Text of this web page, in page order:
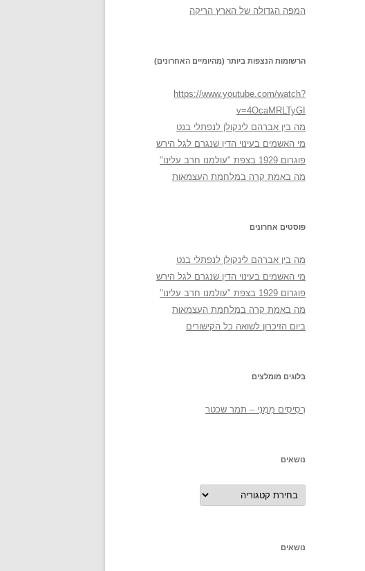
המפה הגדולה של הארץ הריקה
הרשומות הנצפות ביותר (מהיומיים האחרונים)
https://www.youtube.com/watch?
v=4OcaMRLTyGI
מה בין אברהם לינקולן לנפתלי בנט
מי האשמים בעינוי הדין שנגרם לגל הירש
פוגרום 1929 בצפת "עולמנו חרב עלינו"
מה באמת קרה במלחמת העצמאות
פוסטים אחרונים
מה בין אברהם לינקולן לנפתלי בנט
מי האשמים בעינוי הדין שנגרם לגל הירש
פוגרום 1929 בצפת "עולמנו חרב עלינו"
מה באמת קרה במלחמת העצמאות
ביום הזיכרון לשואה כל הקישורים
בלוגים מומלצים
רְסִיסִים מִמֶנִי – תמר שכטר
נושאים
נושאים
נושאים